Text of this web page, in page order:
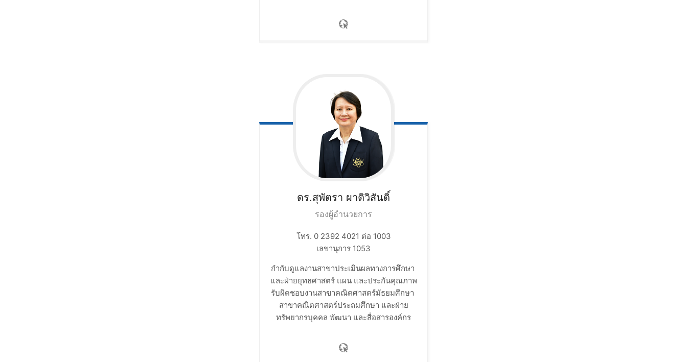
ดร.สุพัตรา ผาติวิสันติ์
รองผู้อำนวยการ
โทร. 0 2392 4021 ต่อ 1003
เลขานุการ 1053
กำกับดูแลงานสาขาประเมินผลทางการศึกษา ​
และฝ่ายยุทธศาสตร์ แผน และประกันคุณภาพ​
รับผิดชอบงานสาขาคณิตศาสตร์มัธยมศึกษา ​
สาขาคณิตศาสตร์ประถมศึกษา และฝ่าย
ทรัพยากรบุคคล พัฒนา และสื่อสารองค์กร​